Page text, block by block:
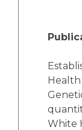
White